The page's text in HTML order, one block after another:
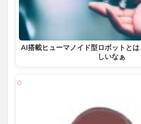
AI搭載ヒューマノイド型ロボットと
しいなぁ